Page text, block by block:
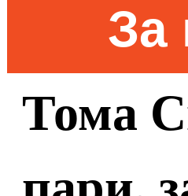
За
Тома